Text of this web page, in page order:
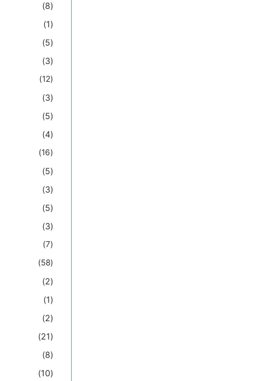
(8)
(1)
(5)
(3)
(12)
(3)
(5)
(4)
(16)
(5)
(3)
(5)
(3)
(7)
(58)
(2)
(1)
(2)
(21)
(8)
(10)